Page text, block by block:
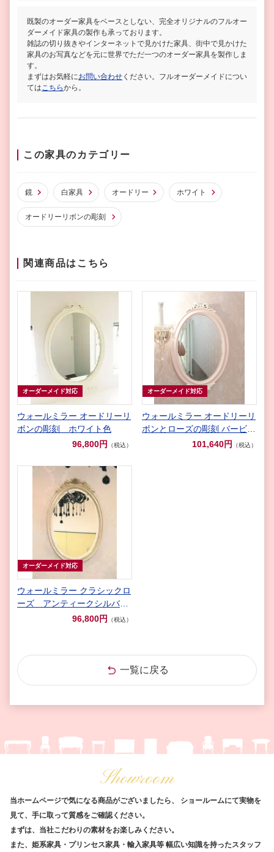
既製のオーダー家具をベースとしない、完全オリジナルのフルオー
ダーメイド家具の製作も承っております。
雑誌の切り抜きやインターネットで見かけた家具、街中で見かけた
家具のお写真などを元に世界でただ一つのオーダー家具を製作しま
す。
まずはお気軽にお問い合わせ ください。フルオーダーメイドについ
ては こちらから。
この家具のカテゴリー
鏡 白家具 オードリー ホワイト
オードリーリボンの彫刻
関連商品はこちら
オーダーメイド対応
ウォールミラー オードリーリ
ボンの彫刻 ホワイト色
96,800円
（税込）
オーダーメイド対応
ウォールミラー オードリーリ
ボンとローズの彫刻 バービー
ピンク&ホワイト色
101,640円 （税込）
オーダーメイド対応
ウォールミラー クラシックロ
ーズ アンティークシルバー
96,800円 （税込）
一覧に戻る
Showroom
当ホームページで気になる商品がございましたら、
ショールームにて実物を
見て、手に取って質感をご確認ください。
まずは、当社こだわりの素材をお楽しみください。
また、姫系家具・プリンセス家具・輸入家具等 幅広い知識を持ったスタッフ